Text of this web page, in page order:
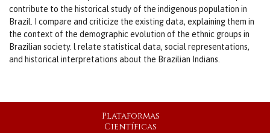
contribute to the historical study of the indigenous population in
Brazil. I compare and criticize the existing data, explaining them in
the context of the demographic evolution of the ethnic groups in
Brazilian society. l relate statistical data, social representations,
and historical interpretations about the Brazilian Indians.
Plataformas
Científicas